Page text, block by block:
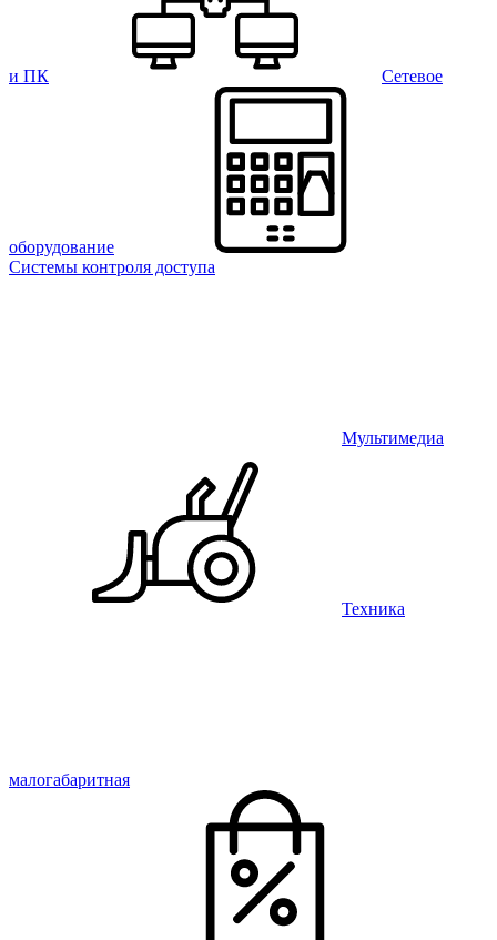
и ПК Сетевое
оборудование
Системы контроля доступа
Мультимедиа
Техника
малогабаритная